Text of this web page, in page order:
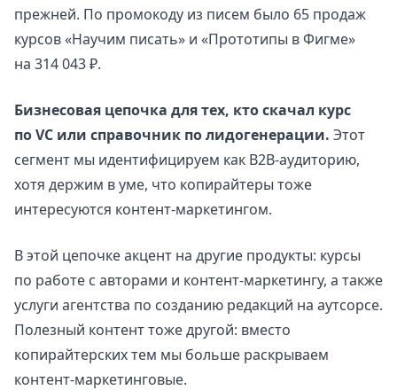
прежней. По промокоду из писем было 65 продаж
курсов «Научим писать» и «Прототипы в Фигме»
на 314 043 ₽.
Бизнесовая цепочка для тех, кто скачал курс
по VC или справочник по лидогенерации. Этот
сегмент мы идентифицируем как B2B-аудиторию,
хотя держим в уме, что копирайтеры тоже
интересуются контент-маркетингом.
В этой цепочке акцент на другие продукты: курсы
по работе с авторами и контент-маркетингу, а также
услуги агентства по созданию редакций на аутсорсе.
Полезный контент тоже другой: вместо
копирайтерских тем мы больше раскрываем
контент-маркетинговые.